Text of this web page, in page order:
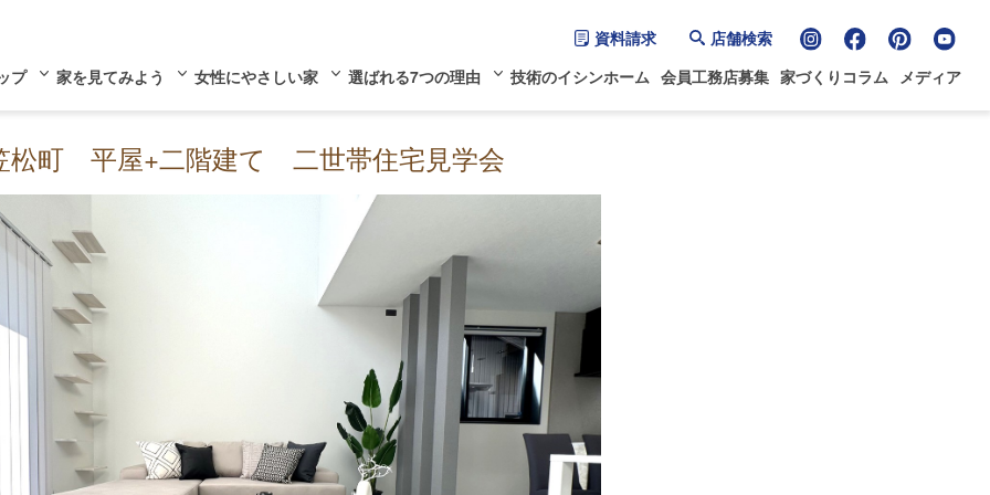
資料請求
店舗検索
プ
家を見てみよう 女性にやさしい家 選ばれる7つの理由 技術のイシンホーム 会員工務店募集 家づくりコラム メディア
松町 平屋+二階建て 二世帯住宅見学会